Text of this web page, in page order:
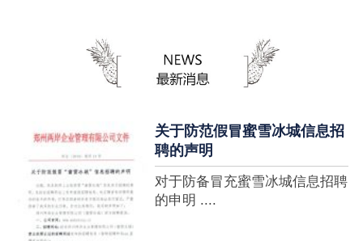
家，买多少送多少”的横幅，这
个自1997年开始营业的街边奶
茶店正逐渐展露它的锋芒。不过
关于防范假冒蜜雪冰城信息招
聘的声明
对于防备冒充蜜雪冰城信息招聘
的申明 ....